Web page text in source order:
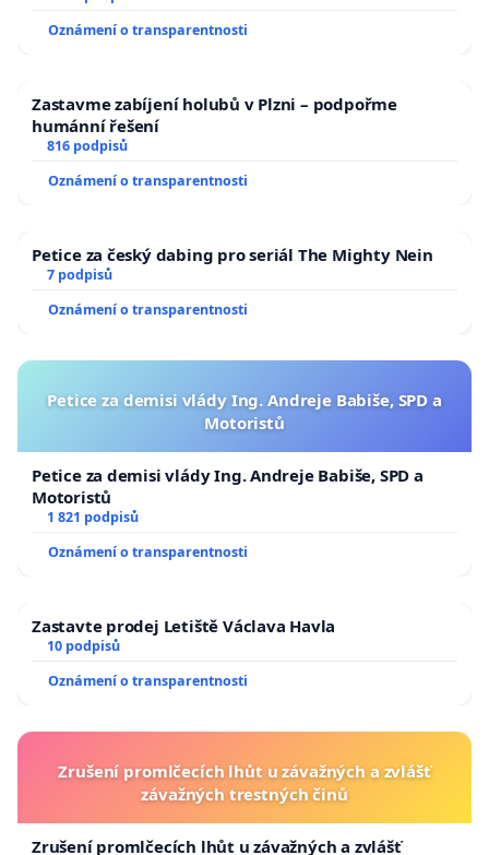
Oznámení o transparentnosti
Zastavme zabíjení holubů v Plzni – podpořme
humánní řešení
816 podpisů
Oznámení o transparentnosti
Petice za český dabing pro seriál The Mighty Nein
7 podpisů
Oznámení o transparentnosti
Petice za demisi vlády Ing. Andreje Babiše, SPD a
Motoristů
Petice za demisi vlády Ing. Andreje Babiše, SPD a
Motoristů
1 821 podpisů
Oznámení o transparentnosti
Zastavte prodej Letiště Václava Havla
10 podpisů
Oznámení o transparentnosti
Zrušení promlčecích lhůt u závažných a zvlášť
závažných trestných činů
Zrušení promlčecích lhůt u závažných a zvlášť